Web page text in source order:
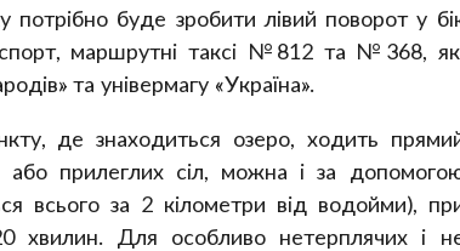
буде зробити лівий поворот у
маршрутні таксі №812 та №368,
та універмагу «Україна».
де знаходиться озеро, ходить
прилеглих сіл, можна і за
всього за 2 кілометри від водойми),
хвилин. Для особливо нетерплячих і